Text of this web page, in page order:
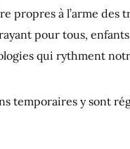
propres à l’arme des
pour tous,
qui rythment
temporaires y sont